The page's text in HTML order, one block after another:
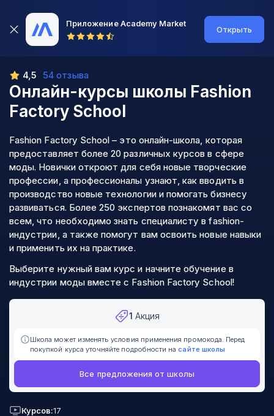
Приложение Academy Market
Открыть
Онлайн-курсы школы Fashion
Factory School
4,5 54 отзыва
Fashion Factory School – это онлайн-школа, которая
предоставляет более 20 различных курсов в сфере
моды. Новички откроют для себя новые творческие
профессии, а профессионалы узнают, как вводить в
производство новые технологии и помогать бизнесу
развиваться. Более 250 экспертов познакомят вас со
всем, что необходимо знать специалисту в fashion-
индустрии, а также помогут вам освоить новые навыки
и применить их на практике.
Выберите нужный вам курс и начните обучение в
индустрии моды вместе с Fashion Factory School!
1 Акция
Школа может изменять условия применения промокода. Перед
покупкой курса уточняйте подробности на сайте школы
Все предложения от школы
Курсов:17